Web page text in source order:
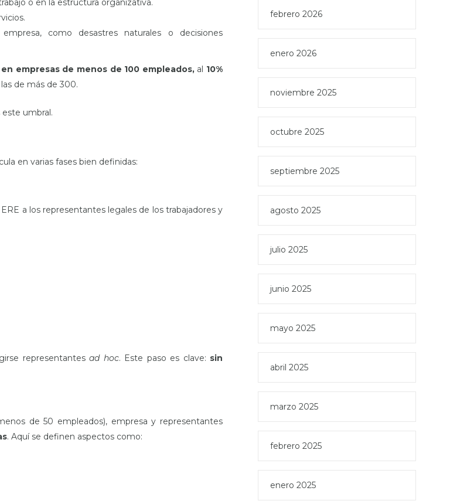
o en la estructura organizativa.
como desastres naturales o decisiones
empresas de menos de 100 empleados, al 10%
de más de 300.
umbral.
en varias fases bien definidas:
a los representantes legales de los trabajadores y
representantesad hoc. Este paso es clave: sin
de 50 empleados), empresa y representantes
. Aquí se definen aspectos como:
febrero 2026
enero 2026
noviembre 2025
octubre 2025
septiembre 2025
agosto 2025
julio 2025
junio 2025
mayo 2025
abril 2025
marzo 2025
febrero 2025
enero 2025